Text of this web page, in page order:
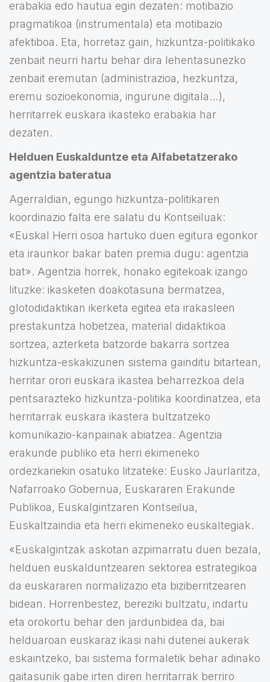
erabakia edo hautua egin dezaten: motibazio
pragmatikoa (instrumentala) eta motibazio
afektiboa. Eta, horretaz gain, hizkuntza-politikako
zenbait neurri hartu behar dira lehentasunezko
zenbait eremutan (administrazioa, hezkuntza,
eremu sozioekonomia, ingurune digitala…),
herritarrek euskara ikasteko erabakia har
dezaten.
Helduen Euskalduntze eta Alfabetatzerako
agentzia bateratua
Agerraldian, egungo hizkuntza-politikaren
koordinazio falta ere salatu du Kontseiluak:
«Euskal Herri osoa hartuko duen egitura egonkor
eta iraunkor bakar baten premia dugu: agentzia
bat». Agentzia horrek, honako egitekoak izango
lituzke: ikasketen doakotasuna bermatzea,
glotodidaktikan ikerketa egitea eta irakasleen
prestakuntza hobetzea, material didaktikoa
sortzea, azterketa batzorde bakarra sortzea
hizkuntza-eskakizunen sistema gainditu bitartean,
herritar orori euskara ikastea beharrezkoa dela
pentsarazteko hizkuntza-politika koordinatzea, eta
herritarrak euskara ikastera bultzatzeko
komunikazio-kanpainak abiatzea. Agentzia
erakunde publiko eta herri ekimeneko
ordezkariekin osatuko litzateke: Eusko Jaurlaritza,
Nafarroako Gobernua, Euskararen Erakunde
Publikoa, Euskalgintzaren Kontseilua,
Euskaltzaindia eta herri ekimeneko euskaltegiak.
«Euskalgintzak askotan azpimarratu duen bezala,
helduen euskalduntzearen sektorea estrategikoa
da euskararen normalizazio eta biziberritzearen
bidean. Horrenbestez, bereziki bultzatu, indartu
eta orokortu behar den jardunbidea da, bai
helduaroan euskaraz ikasi nahi dutenei aukerak
eskaintzeko, bai sistema formaletik behar adinako
gaitasunik gabe irten diren herritarrak berriro